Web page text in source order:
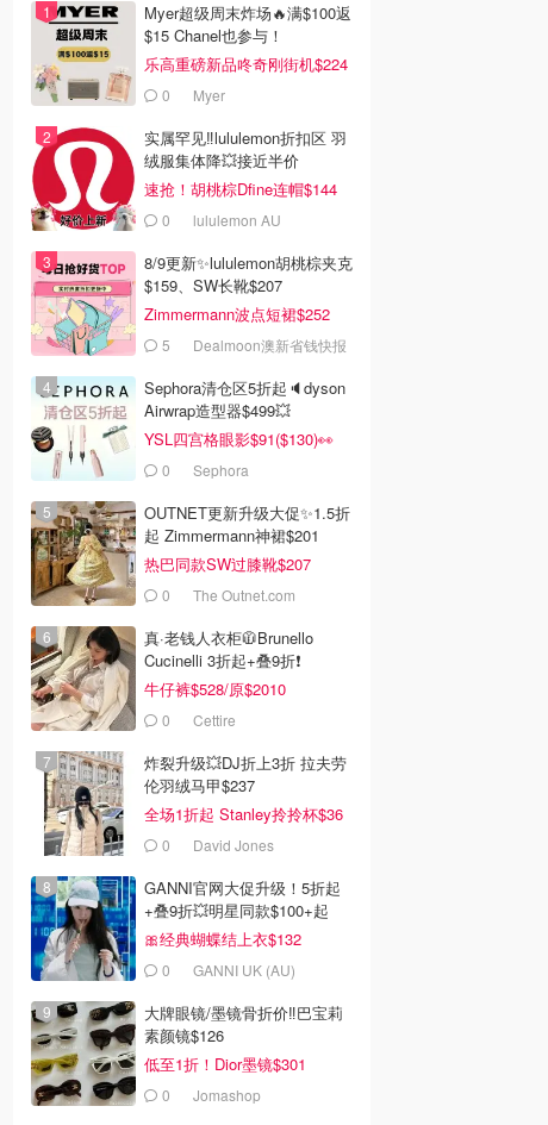
Myer超级周末炸场🔥满$100返
$15 Chanel也参与！
乐高重磅新品咚奇刚街机$224
0 Myer
实属罕见‼️lululemon折扣区 羽
绒服集体降💥接近半价
速抢！胡桃棕Dfine连帽$144
0 lululemon AU
8/9更新✨lululemon胡桃棕夹克
$159、SW长靴$207
Zimmermann波点短裙$252
5 Dealmoon澳新省钱快报
Sephora清仓区5折起🔈dyson
Airwrap造型器$499💥
YSL四宫格眼影$91($130)👀
0 Sephora
OUTNET更新升级大促✨1.5折
起 Zimmermann神裙$201
热巴同款SW过膝靴$207
0 The Outnet.com
真·老钱人衣柜🧥Brunello
Cucinelli 3折起+叠9折❗️
牛仔裤$528/原$2010
0 Cettire
炸裂升级💥DJ折上3折 拉夫劳
伦羽绒马甲$237
全场1折起 Stanley拎拎杯$36
0 David Jones
GANNI官网大促升级！5折起
+叠9折💥明星同款$100+起
🎀经典蝴蝶结上衣$132
0 GANNI UK (AU)
大牌眼镜/墨镜骨折价‼️巴宝莉
素颜镜$126
低至1折！Dior墨镜$301
0 Jomashop